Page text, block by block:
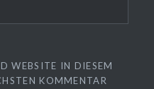
WEBSITE IN DIESEM
KOMMENTAR